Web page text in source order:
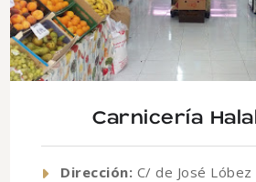
Carnicería
Dirección: C/ de José